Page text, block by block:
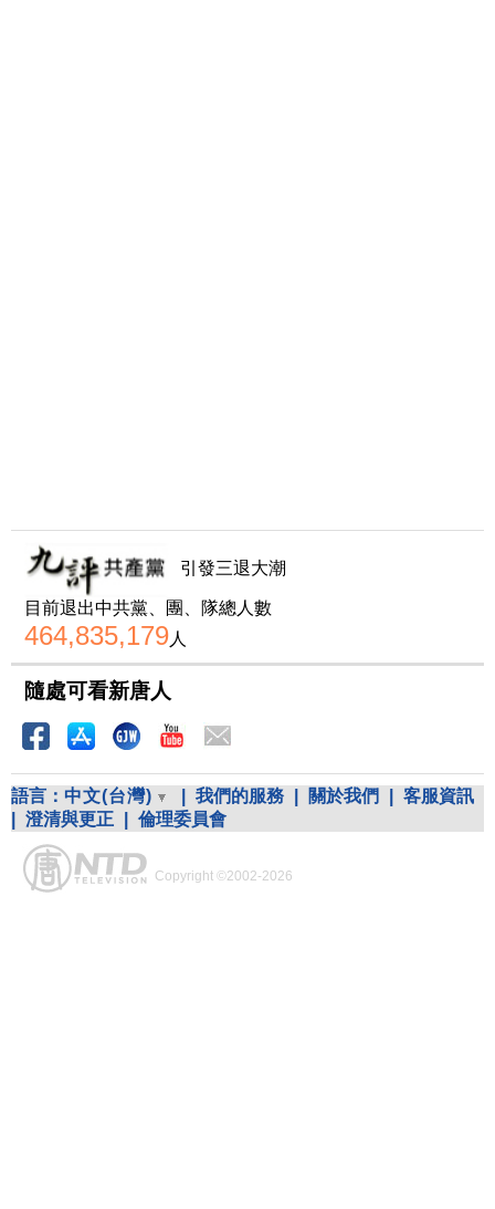
引發三退大潮
目前退出中共黨、團、隊總人數
464,835,179人
隨處可看新唐人
語言： 中文(台灣) 我們的服務 關於我們
客服資訊
澄清與更正 倫理委員會
Copyright ©2002-2026